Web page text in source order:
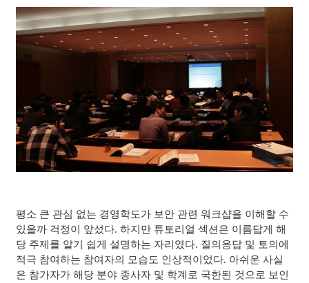
평소 큰 관심 없는 경영학도가 보안 관련 워크샵을 이해할 수
있을까 걱정이 앞섰다. 하지만 튜토리얼 섹션은 이름답게 해
당 주제를 알기 쉽게 설명하는 자리였다. 질의응답 및 토의에
적극 참여하는 참여자의 모습도 인상적이었다. 아쉬운 사실
은 참가자가 해당 분야 종사자 및 학계로 국한된 것으로 보인